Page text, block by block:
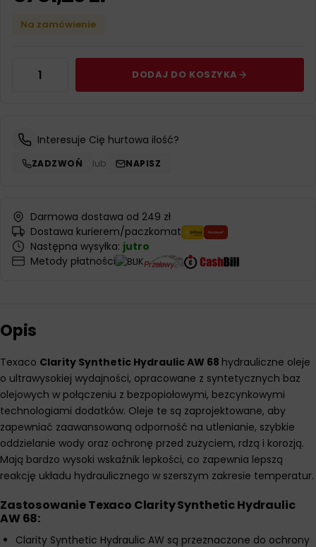
Na zamówienie
DODAJ DO KOSZYKA
Interesuje Cię hurtowa ilość?
ZADZWOŃ lub NAPISZ
Darmowa dostawa od 249 zł
Dostawa kurierem/paczkomat
Następna wysyłka: jutro
Metody płatności
Opis
Texaco Clarity Synthetic Hydraulic AW 68 hydrauliczne oleje
o ultrawysokiej wydajności, opracowane z syntetycznych baz
olejowych w połączeniu z bezpopiołowymi, bezcynkowymi
technologiami dodatków. Oleje te są zaprojektowane, aby
zapewniać zaawansowaną odporność na utlenianie, szybkie
oddzielanie wody oraz ochronę przed zużyciem, rdzą i korozją.
Mają bardzo wysoki wskaźnik lepkości, co zapewnia lepszą
reakcję układu hydraulicznego w szerszym zakresie temperatur.
Zastosowanie Texaco Clarity Synthetic Hydraulic
AW 68:
Clarity Synthetic Hydraulic AW są przeznaczone do ochrony